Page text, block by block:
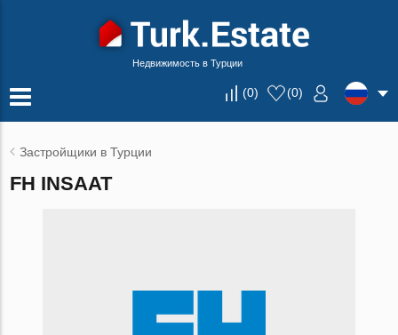
Недвижимость в Турции
(0) (0)
Застройщики в Турции
FH INSAAT